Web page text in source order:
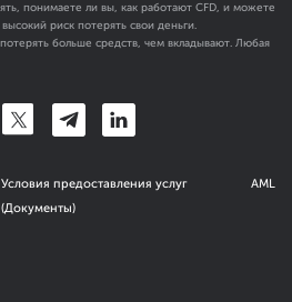
понимаете ли вы, как работают CFD, и можете
риск потерять свои деньги.
больше средств, чем вкладывают. Любая
Условия предоставления услуг
(Документы)
AML